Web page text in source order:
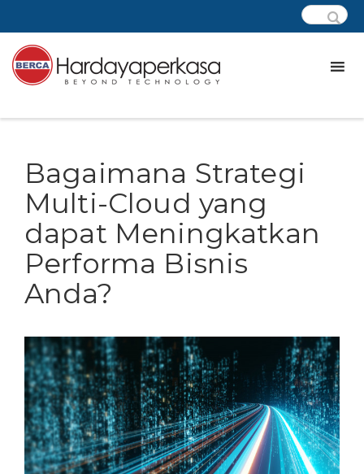
Bagaimana Strategi
Multi-Cloud yang
dapat Meningkatkan
Performa Bisnis
Anda?